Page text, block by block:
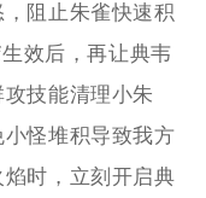
阻止朱雀快速积
效后，再让典韦
技能清理小朱
怪堆积导致我方
时，立刻开启典